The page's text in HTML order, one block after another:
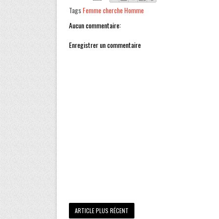
TagsFemme cherche Homme
Aucun commentaire:
Enregistrer un commentaire
ARTICLE PLUS RÉCENT